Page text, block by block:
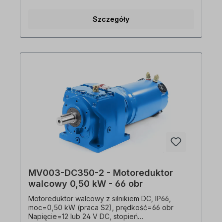
Moment obrotowy=30,0 Nm, współczynnik
waga=17,3 kg Opcjonalnie dostępny jest
Zgodnie z normami VDE 0105 i IEC 364, wszelkie
prace związane z elektrycznym napędem Mogą
być wykonywane wyłącznie przez
wykwalifikowany personel. Wszystkie zdjęcia
produktów są niewiążącymi przykładami!
Zastrzega się prawo do zmian technicznych.
Proszę wybrać żądaną pozycję instalacji i wersję
podczas składania zamówienia!
Szczegóły
MV003-DC350-2 - Motoreduktor
walcowy 0,50 kW - 66 obr
Motoreduktor walcowy z silnikiem DC, IP66,
moc=0,50 kW (praca S2), prędkość=66 obr
Napięcie=12 lub 24 V DC, stopień